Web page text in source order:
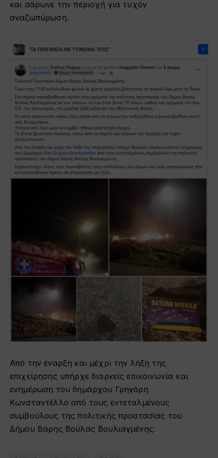
και σάρωνε την περιοχή για τυχόν
αναζωπύρωση.
Από την έναρξη και μέχρι την λήξη της
επιχείρησης υπήρχε διαρκείς επικοινωνία και
ενημέρωση του δημάρχου Γρηγόρη
Κωνσταντέλλο από τους εντεταλμένους
συμβούλους της πολιτικής προστασίας του
Δήμου Βάρης Βούλας Βουλιαγμένης.